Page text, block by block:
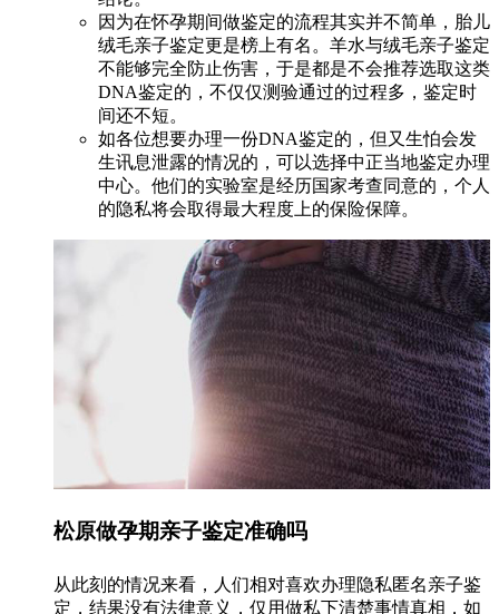
因为在怀孕期间做鉴定的流程其实并不简单，胎儿
绒毛亲子鉴定更是榜上有名。羊水与绒毛亲子鉴定
不能够完全防止伤害，于是都是不会推荐选取这类
DNA鉴定的，不仅仅测验通过的过程多，鉴定时
间还不短。
如各位想要办理一份DNA鉴定的，但又生怕会发
生讯息泄露的情况的，可以选择中正当地鉴定办理
中心。他们的实验室是经历国家考查同意的，个人
的隐私将会取得最大程度上的保险保障。
松原做孕期亲子鉴定准确吗
从此刻的情况来看，人们相对喜欢办理隐私匿名亲子鉴
定，结果没有法律意义，仅用做私下清楚事情真相，如